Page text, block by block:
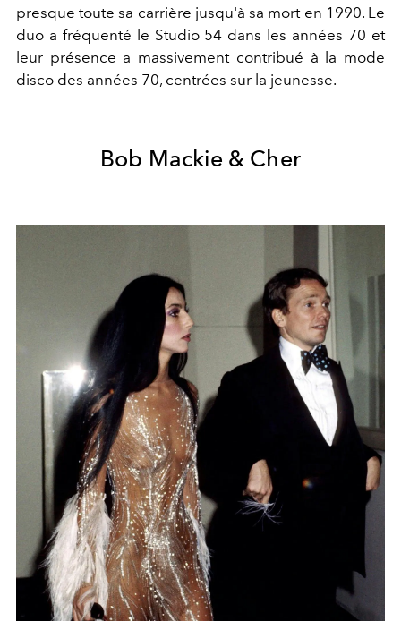
presque toute sa carrière jusqu'à sa mort en 1990. Le
duo a fréquenté le Studio 54 dans les années 70 et
leur présence a massivement contribué à la mode
disco des années 70, centrées sur la jeunesse.
Bob Mackie & Cher